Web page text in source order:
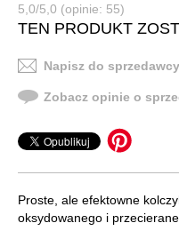
5,0/5,0 (opinie: 55)
TEN PRODUKT
Napisz do sprzedawcy
Zobacz opinie o
Proste, ale efektowne
oksydowanego i